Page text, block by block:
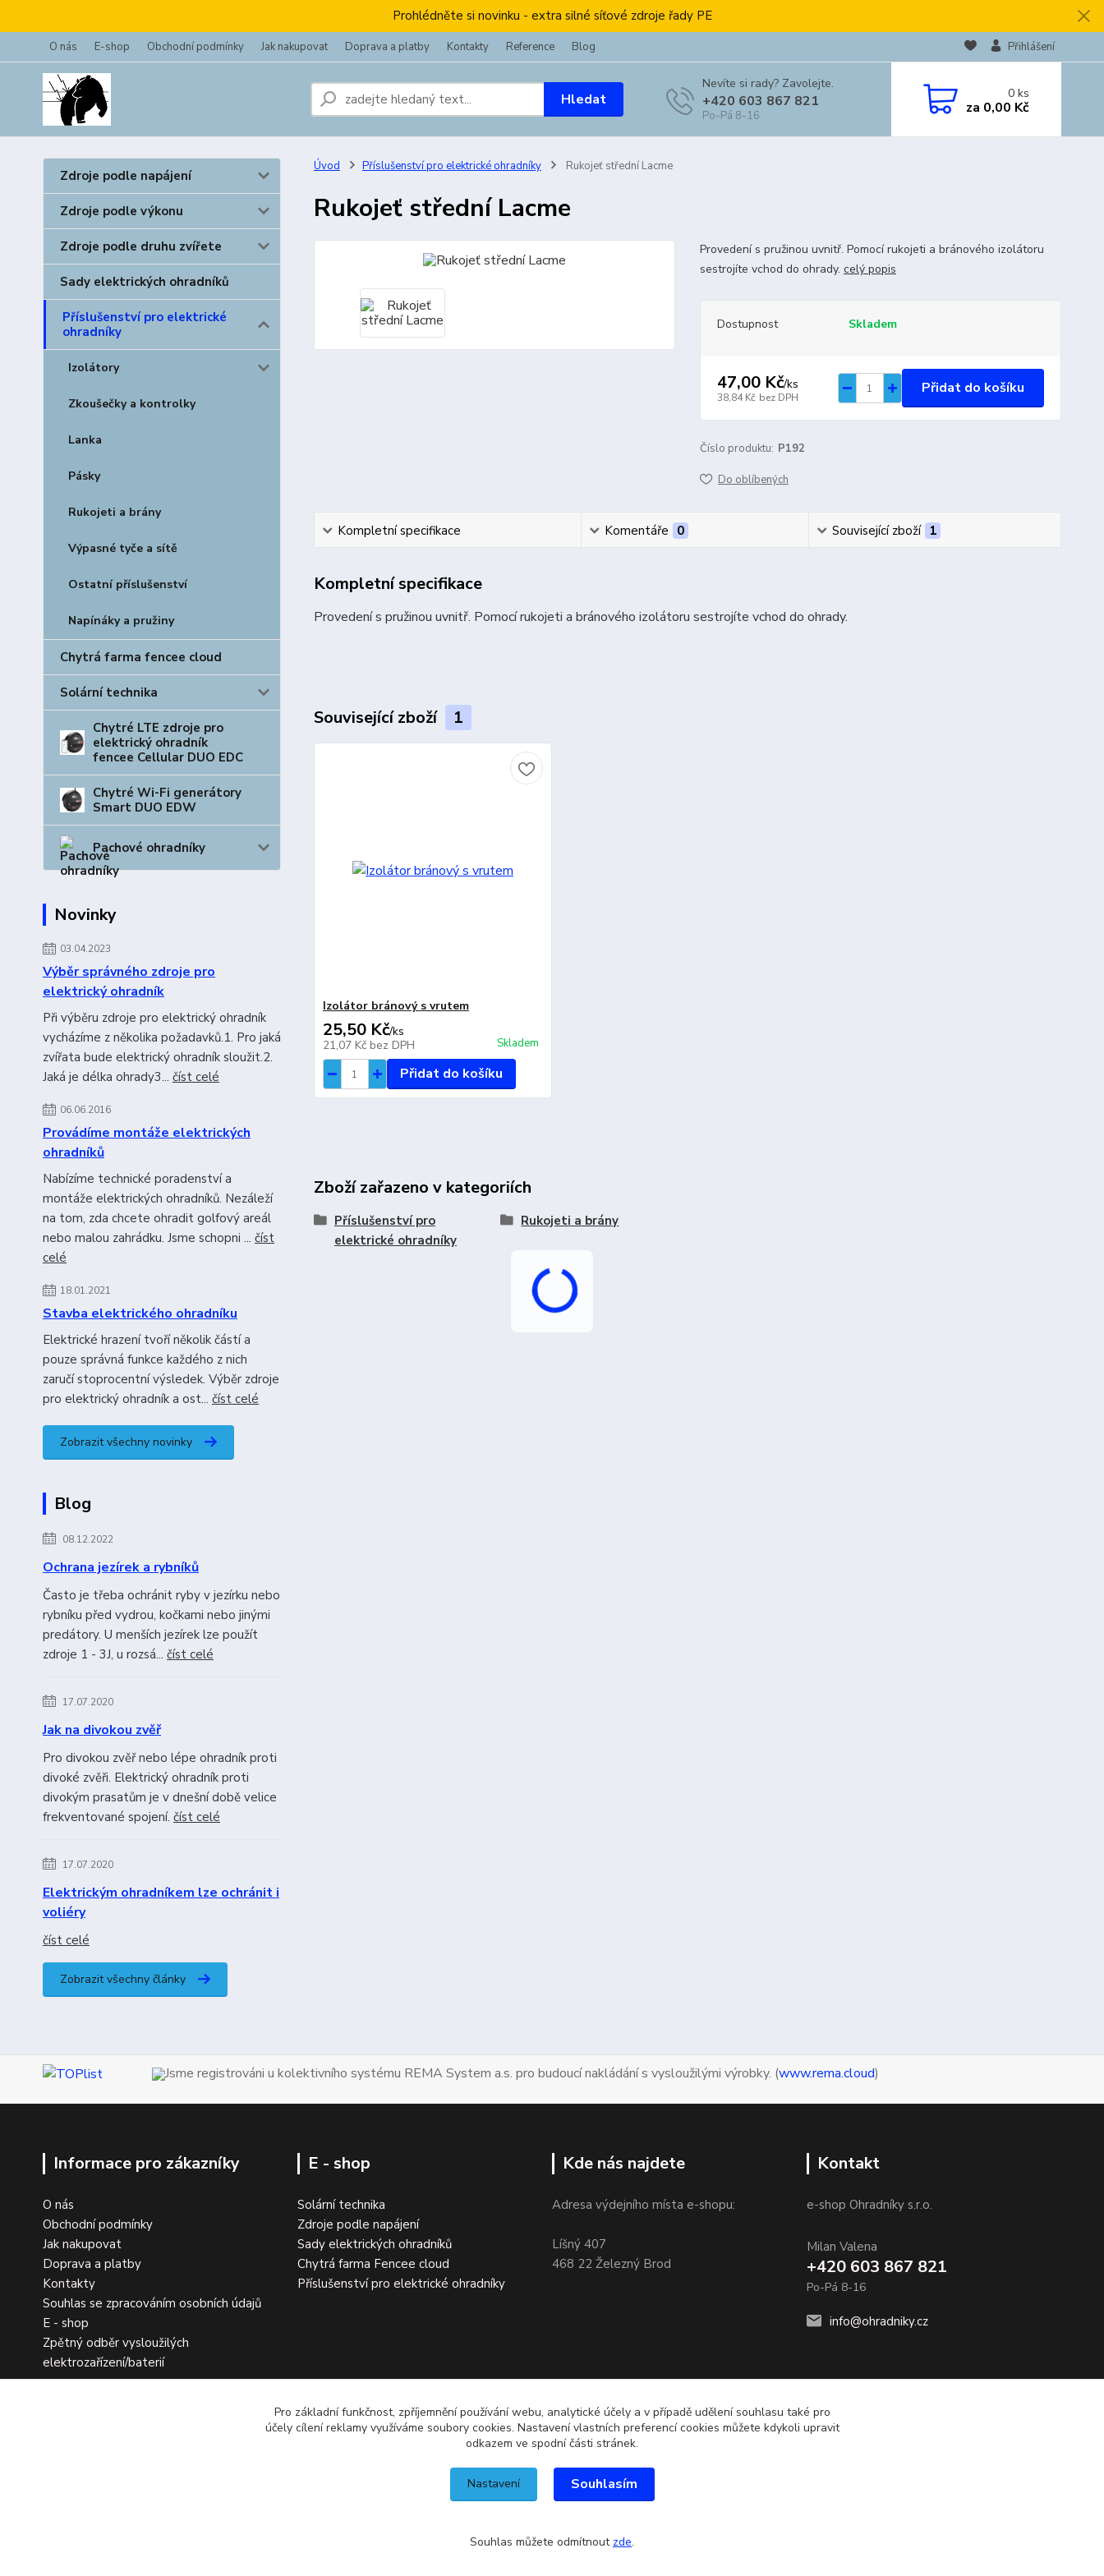
Prohlédněte si novinku - extra silné síťové zdroje řady PE
O nás E-shop Obchodní podmínky Jak nakupovat Doprava a platby Kontakty Reference Blog Přihlášení
Hledat
Nevíte si rady? Zavolejte.
+420 603 867 821
Po-Pá 8-16
0ks
za 0,00 Kč
Zdroje podle napájení
Zdroje podle výkonu
Zdroje podle druhu zvířete
Sady elektrických ohradníků
Příslušenství pro elektrické
ohradníky
Izolátory
Zkoušečky a kontrolky
Lanka
Pásky
Rukojeti a brány
Výpasné tyče a sítě
Ostatní příslušenství
Napínáky a pružiny
Chytrá farma fencee cloud
Solární technika
Chytré LTE zdroje pro
elektrický ohradník
fencee Cellular DUO EDC
Chytré Wi-Fi generátory
Smart DUO EDW
Pachové ohradníky
Novinky
03.04.2023
Výběr správného zdroje pro
elektrický ohradník
Při výběru zdroje pro elektrický ohradník
vycházíme z několika požadavků.1. Pro jaká
zvířata bude elektrický ohradník sloužit.2.
Jaká je délka ohrady3... číst celé
06.06.2016
Provádíme montáže elektrických
ohradníků
Nabízíme technické poradenství a
montáže elektrických ohradníků. Nezáleží
na tom, zda chcete ohradit golfový areál
nebo malou zahrádku. Jsme schopni ... číst
celé
18.01.2021
Stavba elektrického ohradníku
Elektrické hrazení tvoří několik částí a
pouze správná funkce každého z nich
zaručí stoprocentní výsledek. Výběr zdroje
pro elektrický ohradník a ost... číst celé
Zobrazit všechny novinky
Blog
08.12.2022
Ochrana jezírek a rybníků
Často je třeba ochránit ryby v jezírku nebo
rybníku před vydrou, kočkami nebo jinými
predátory. U menších jezírek lze použít
zdroje 1 - 3J, u rozsá... číst celé
17.07.2020
Jak na divokou zvěř
Pro divokou zvěř nebo lépe ohradník proti
divoké zvěři. Elektrický ohradník proti
divokým prasatům je v dnešní době velice
frekventované spojení. číst celé
17.07.2020
Elektrickým ohradníkem lze ochránit i
voliéry
číst celé
Zobrazit všechny články
Úvod Příslušenství pro elektrické ohradníky Rukojeť střední Lacme
Rukojeť střední Lacme
Provedení s pružinou uvnitř. Pomocí rukojeti a bránového izolátoru
sestrojíte vchod do ohrady. celý popis
Dostupnost Skladem
47,00 Kč/ks
38,84 Kč bez DPH
Přidat do košíku
Číslo produktu: P192
Do oblíbených
Kompletní specifikace Komentáře 0 Související zboží 1
Kompletní specifikace
Provedení s pružinou uvnitř. Pomocí rukojeti a bránového izolátoru sestrojíte vchod do ohrady.
Související zboží 1
Izolátor bránový s vrutem
25,50 Kč/ks
21,07 Kč bez DPH Skladem
Přidat do košíku
Zboží zařazeno v kategoriích
Příslušenství pro
elektrické ohradníky
Rukojeti a brány
Jsme registrováni u kolektivního systému REMA System a.s. pro budoucí nakládání s vysloužilými výrobky. (www.rema.cloud)
Informace pro zákazníky
O nás
Obchodní podmínky
Jak nakupovat
Doprava a platby
Kontakty
Souhlas se zpracováním osobních údajů
E - shop
Zpětný odběr vysloužilých
elektrozařízení/baterií
E - shop
Solární technika
Zdroje podle napájení
Sady elektrických ohradníků
Chytrá farma Fencee cloud
Příslušenství pro elektrické ohradníky
Kde nás najdete
Adresa výdejního místa e-shopu:
Líšný 407
468 22 Železný Brod
Kontakt
e-shop Ohradníky s.r.o.
Milan Valena
+420 603 867 821
Po-Pá 8-16
info@ohradniky.cz
Pro základní funkčnost, zpříjemnění používání webu, analytické účely a v případě udělení souhlasu také pro
účely cílení reklamy využíváme soubory cookies. Nastavení vlastních preferencí cookies můžete kdykoli upravit
odkazem ve spodní části stránek.
Nastavení Souhlasím
Souhlas můžete odmítnout zde.